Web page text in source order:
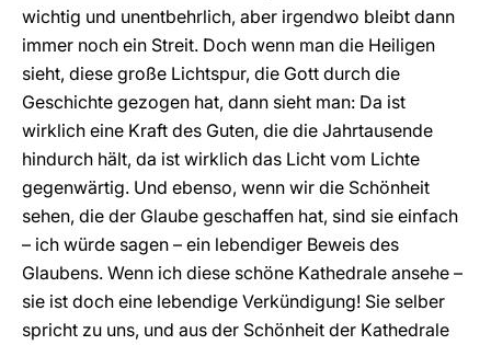
wichtig und unentbehrlich, aber irgendwo bleibt dann
immer noch ein Streit. Doch wenn man die Heiligen
sieht, diese große Lichtspur, die Gott durch die
Geschichte gezogen hat, dann sieht man: Da ist
wirklich eine Kraft des Guten, die die Jahrtausende
hindurch hält, da ist wirklich das Licht vom Lichte
gegenwärtig. Und ebenso, wenn wir die Schönheit
sehen, die der Glaube geschaffen hat, sind sie einfach
– ich würde sagen – ein lebendiger Beweis des
Glaubens. Wenn ich diese schöne Kathedrale ansehe –
sie ist doch eine lebendige Verkündigung! Sie selber
spricht zu uns, und aus der Schönheit der Kathedrale